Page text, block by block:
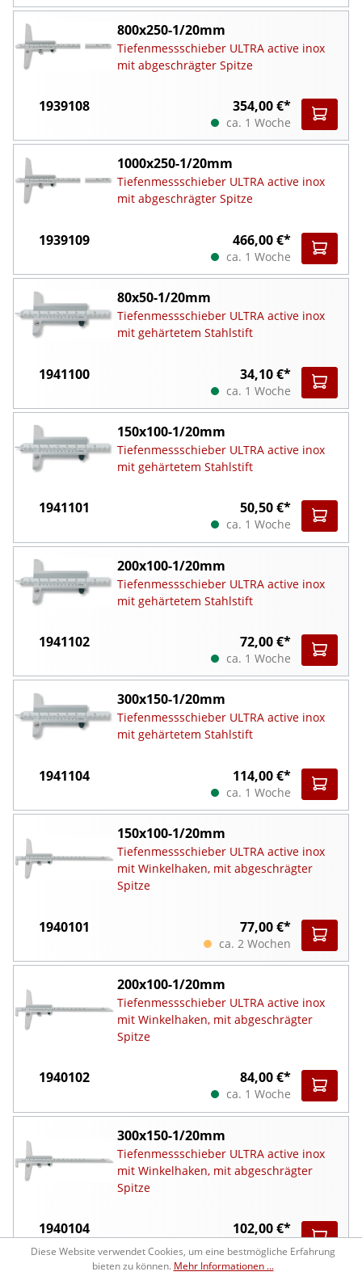
800x250-1/20mm
Tiefenmessschieber ULTRA active inox
mit abgeschrägter Spitze
1939108 354,00 €*
ca. 1 Woche
1000x250-1/20mm
Tiefenmessschieber ULTRA active inox
mit abgeschrägter Spitze
1939109 466,00 €*
ca. 1 Woche
80x50-1/20mm
Tiefenmessschieber ULTRA active inox
mit gehärtetem Stahlstift
1941100 34,10 €*
ca. 1 Woche
150x100-1/20mm
Tiefenmessschieber ULTRA active inox
mit gehärtetem Stahlstift
1941101 50,50 €*
ca. 1 Woche
200x100-1/20mm
Tiefenmessschieber ULTRA active inox
mit gehärtetem Stahlstift
1941102 72,00 €*
ca. 1 Woche
300x150-1/20mm
Tiefenmessschieber ULTRA active inox
mit gehärtetem Stahlstift
1941104 114,00 €*
ca. 1 Woche
150x100-1/20mm
Tiefenmessschieber ULTRA active inox
mit Winkelhaken, mit abgeschrägter
Spitze
1940101 77,00 €*
ca. 2 Wochen
200x100-1/20mm
Tiefenmessschieber ULTRA active inox
mit Winkelhaken, mit abgeschrägter
Spitze
1940102 84,00 €*
ca. 1 Woche
300x150-1/20mm
Tiefenmessschieber ULTRA active inox
mit Winkelhaken, mit abgeschrägter
Spitze
1940104 102,00 €*
ca. 2 Wochen
Diese Website verwendet Cookies, um eine bestmögliche Erfahrung
bieten zu können. Mehr Informationen ...